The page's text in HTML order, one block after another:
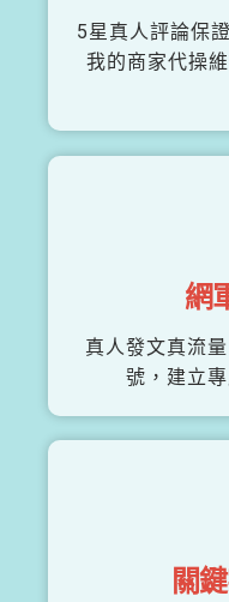
5星真人評論保
我的商家代操
網
真人發文真流
號，建立
關